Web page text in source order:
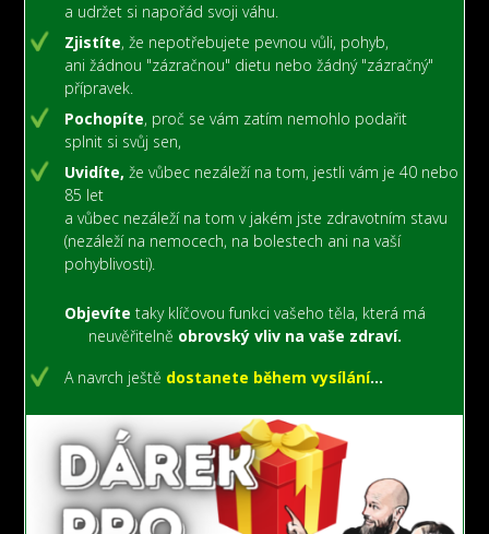
a udržet si napořád svoji váhu.
Zjistíte, že nepotřebujete pevnou vůli, pohyb,
ani žádnou "zázračnou" dietu nebo žádný "zázračný"
přípravek.
Pochopíte, proč se vám zatím nemohlo podařit
splnit si svůj sen,
Uvidíte, že vůbec nezáleží na tom, jestli vám je 40 nebo
85 let
a vůbec nezáleží na tom v jakém jste zdravotním stavu
(nezáleží na nemocech, na bolestech ani na vaší
pohyblivosti).
Objevíte taky klíčovou funkci vašeho těla, která má
neuvěřitelně obrovský vliv na vaše zdraví.
A navrch ještě dostanete během vysílání...